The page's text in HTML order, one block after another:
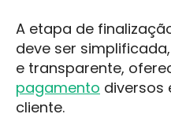
A etapa de
deve ser
e transparente,
pagamento diversos
cliente.